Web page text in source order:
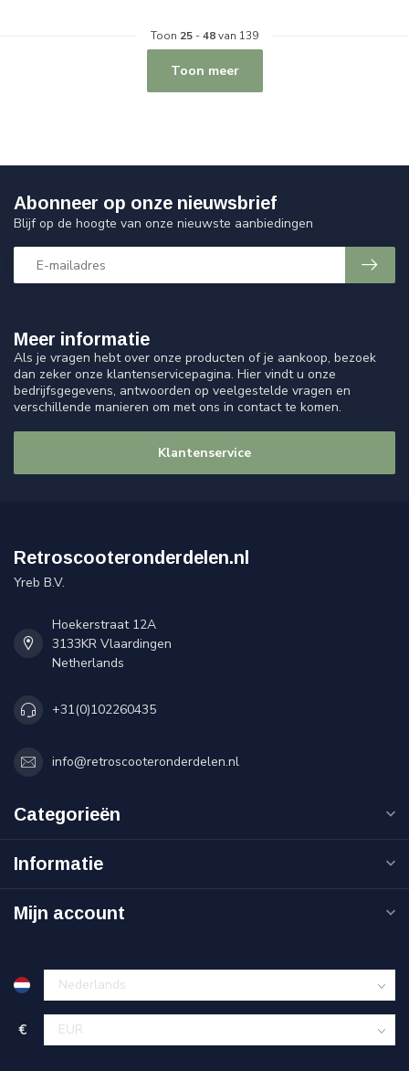
Toon 25 -48van 139
Toon meer
Meer informatie
Als je vragen hebt over onze producten of je aankoop, bezoek
dan zeker onze klantenservicepagina. Hier vindt u onze
bedrijfsgegevens, antwoorden op veelgestelde vragen en
verschillende manieren om met ons in contact te komen.
Klantenservice
Abonneer op onze nieuwsbrief
Blijf op de hoogte van onze nieuwste aanbiedingen
Retroscooteronderdelen.nl
Yreb B.V.
Hoekerstraat 12A
3133KR Vlaardingen
Netherlands
+31(0)102260435
info@retroscooteronderdelen.nl
Categorieën
Informatie
Mijn account
€